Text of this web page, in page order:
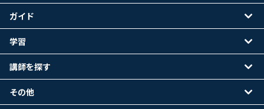
ガイド
学習
講師を探す
その他